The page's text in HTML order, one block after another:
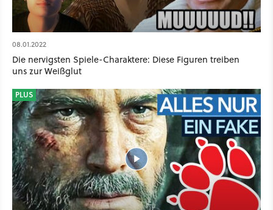
08.01.2022
Die nervigsten Spiele-Charaktere: Diese Figuren treiben
uns zur Weißglut
PLUS